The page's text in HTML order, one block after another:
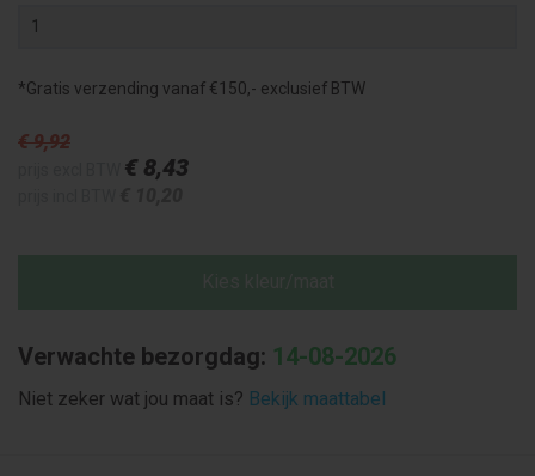
*Gratis verzending vanaf €150,- exclusief BTW
€ 9,92
€ 8,43
Verwachte bezorgdag: 14-08-2026
Niet zeker wat jou maat is? Bekijk maattabel